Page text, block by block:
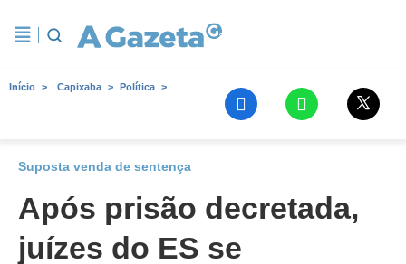
Início Capixaba Política
Suposta venda de sentença
Após prisão decretada,
juízes do ES se